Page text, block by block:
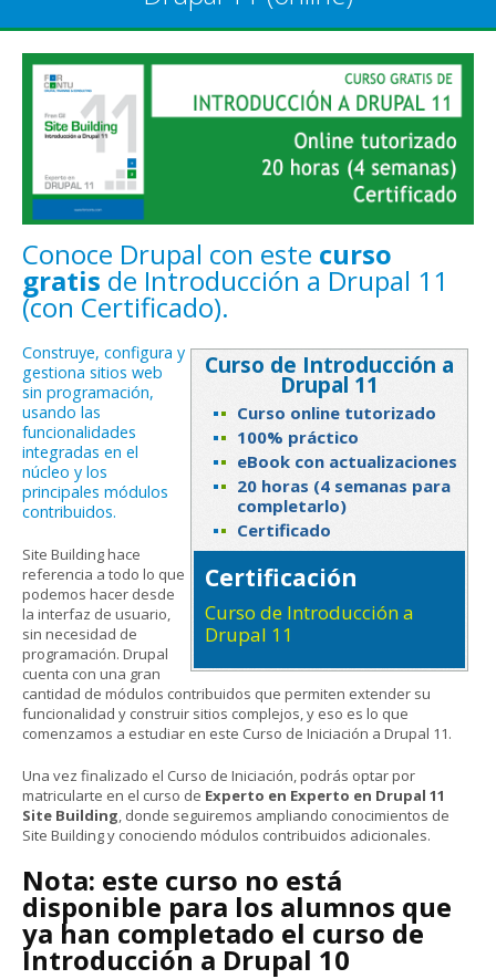
Conoce Drupal con este curso
gratis de Introducción a Drupal 11
(con Certificado).
Curso de Introducción a
Drupal 11
Curso online tutorizado
100% práctico
eBook con actualizaciones
20 horas (4 semanas para
completarlo)
Certificado
Certificación
Curso de Introducción a
Drupal 11
Construye, configura y
gestiona sitios web
sin programación,
usando las
funcionalidades
integradas en el
núcleo y los
principales módulos
contribuidos.
Site Building hace
referencia a todo lo que
podemos hacer desde
la interfaz de usuario,
sin necesidad de
programación. Drupal
cuenta con una gran
cantidad de módulos contribuidos que permiten extender su
funcionalidad y construir sitios complejos, y eso es lo que
comenzamos a estudiar en este Curso de Iniciación a Drupal 11.
Una vez finalizado el Curso de Iniciación, podrás optar por
matricularte en el curso de Experto en Experto en Drupal 11
Site Building, donde seguiremos ampliando conocimientos de
Site Building y conociendo módulos contribuidos adicionales.
Nota: este curso no está
disponible para los alumnos que
ya han completado el curso de
Introducción a Drupal 10